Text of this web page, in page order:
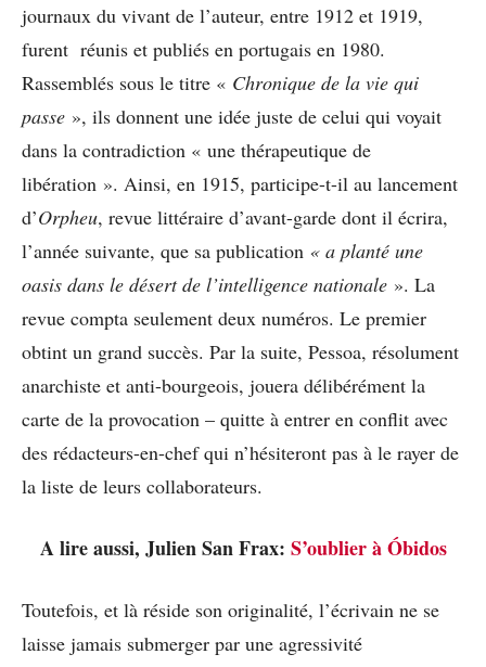
journaux du vivant de l’auteur, entre 1912 et 1919,
furent réunis et publiés en portugais en 1980.
Rassemblés sous le titre « Chronique de la vie qui
passe », ils donnent une idée juste de celui qui voyait
dans la contradiction « une thérapeutique de
libération ». Ainsi, en 1915, participe-t-il au lancement
d’Orpheu, revue littéraire d’avant-garde dont il écrira,
l’année suivante, que sa publication « a planté une
oasis dans le désert de l’intelligence nationale ». La
revue compta seulement deux numéros. Le premier
obtint un grand succès. Par la suite, Pessoa, résolument
anarchiste et anti-bourgeois, jouera délibérément la
carte de la provocation – quitte à entrer en conflit avec
des rédacteurs-en-chef qui n’hésiteront pas à le rayer de
la liste de leurs collaborateurs.
A lire aussi, Julien San Frax: S’oublier à Óbidos
Toutefois, et là réside son originalité, l’écrivain ne se
laisse jamais submerger par une agressivité